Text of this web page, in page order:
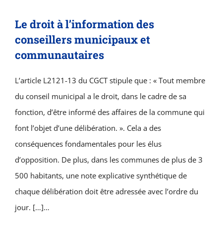
Le droit à l’information des
conseillers municipaux et
communautaires
L’article L2121-13 du CGCT stipule que : « Tout membre
du conseil municipal a le droit, dans le cadre de sa
fonction, d’être informé des affaires de la commune qui
font l’objet d’une délibération. ». Cela a des
conséquences fondamentales pour les élus
d’opposition. De plus, dans les communes de plus de 3
500 habitants, une note explicative synthétique de
chaque délibération doit être adressée avec l’ordre du
jour. […]…